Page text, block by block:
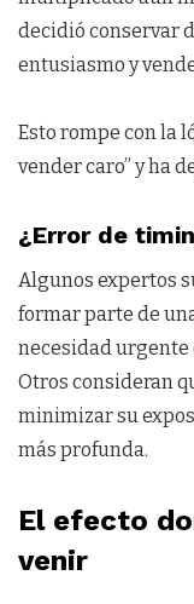
decidió conservar
entusiasmo y
Esto rompe con la
vender caro” y ha
¿Error de
Algunos expertos
formar parte de
necesidad
Otros consideran
minimizar su
más profunda.
El efecto
venir